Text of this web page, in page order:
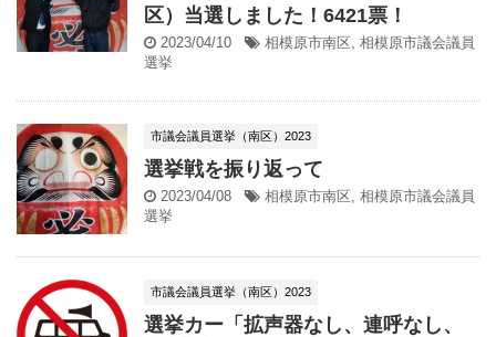
区）当選しました！6421票！
2023/04/10 相模原市南区, 相模原市議会議員
選挙
市議会議員選挙（南区）2023
選挙戦を振り返って
2023/04/08 相模原市南区, 相模原市議会議員
選挙
市議会議員選挙（南区）2023
選挙カー「拡声器なし、連呼なし、